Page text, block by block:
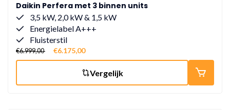
Daikin Perfera met 3 binnen units
3,5 kW, 2,0 kW & 1,5 kW
Energielabel A+++
Fluisterstil
€6.999,00 €6.175,00
Vergelijk